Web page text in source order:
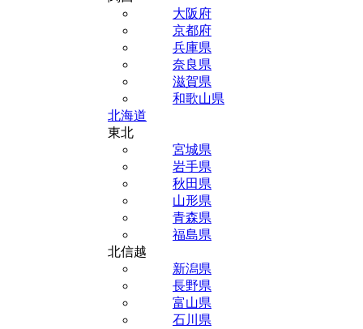
大阪府
京都府
兵庫県
奈良県
滋賀県
和歌山県
北海道
東北
宮城県
岩手県
秋田県
山形県
青森県
福島県
北信越
新潟県
長野県
富山県
石川県